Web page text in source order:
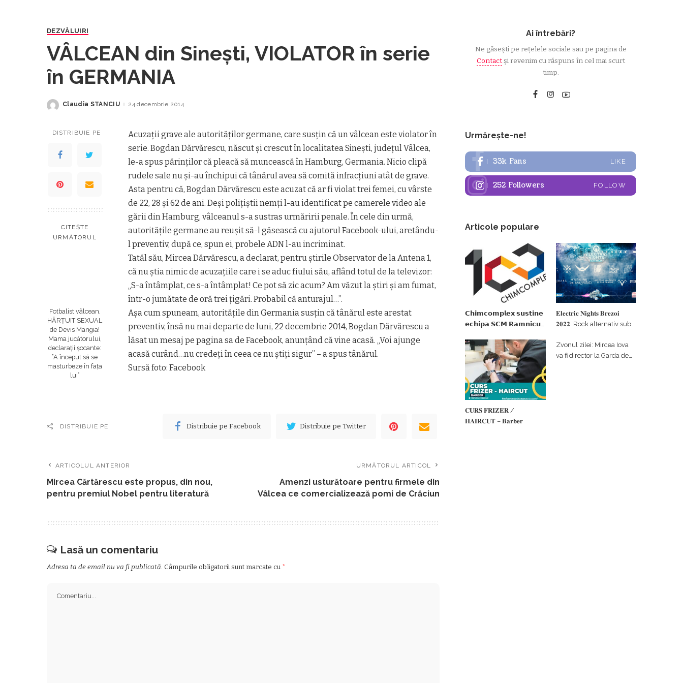
DEZVĂLUIRI
VÂLCEAN din Sineşti, VIOLATOR în serie
în GERMANIA
Posted
Claudia STANCIU 24 decembrie 2014
DISTRIBUIE PE
CITEȘTE
URMĂTORUL
Fotbalist vâlcean,
HĂRȚUIT SEXUAL
de Devis Mangia!
Mama jucătorului,
declaraţii şocante:
”A început să se
masturbeze în faţa
lui”
Acuzaţii grave ale autorităţilor germane, care susţin că un vâlcean este violator în
serie. Bogdan Dărvărescu, născut şi crescut în localitatea Sineşti, judeţul Vâlcea,
le-a spus părinţilor că pleacă să muncească în Hamburg, Germania. Nicio clipă
rudele sale nu şi-au închipui că tânărul avea să comită infracţiuni atât de grave.
Asta pentru că, Bogdan Dărvărescu este acuzat că ar fi violat trei femei, cu vârste
de 22, 28 şi 62 de ani. Deşi poliţiştii nemţi l-au identificat pe camerele video ale
gării din Hamburg, vâlceanul s-a sustras urmăririi penale. În cele din urmă,
autorităţile germane au reuşit să-l găsească cu ajutorul Facebook-ului, aretându-
l preventiv, după ce, spun ei, probele ADN l-au incriminat.
Tatăl său, Mircea Dărvărescu, a declarat, pentru ştirile Observator de la Antena 1,
că nu ştia nimic de acuzaţiile care i se aduc fiului său, aflând totul de la televizor:
„S-a întâmplat, ce s-a întâmplat! Ce pot să zic acum? Am văzut la ştiri şi am fumat,
într-o jumătate de oră trei ţigări. Probabil că anturajul…”.
Aşa cum spuneam, autorităţile din Germania susţin că tânărul este arestat
preventiv, însă nu mai departe de luni, 22 decembrie 2014, Bogdan Dărvărescu a
lăsat un mesaj pe pagina sa de Facebook, anunţând că vine acasă. „Voi ajunge
acasă curând…nu credeţi în ceea ce nu ştiţi sigur” – a spus tânărul.
Sursă foto: Facebook
DISTRIBUIE PE Distribuie pe Facebook Distribuie pe Twitter
ARTICOLUL ANTERIOR
Mircea Cărtărescu este propus, din nou,
pentru premiul Nobel pentru literatură
URMĂTORUL ARTICOL
Amenzi usturătoare pentru firmele din
Vâlcea ce comercializează pomi de Crăciun
Lasă un comentariu
Adresa ta de email nu va fi publicată. Câmpurile obligatorii sunt marcate cu *
Ai întrebări?
Ne găsești pe rețelele sociale sau pe pagina de
Contactși revenim cu răspuns în cel mai scurt
timp.
Urmărește-ne!
33k Fans LIKE
252 Followers FOLLOW
Articole populare
𝗖𝗵𝗶𝗺𝗰𝗼𝗺𝗽𝗹𝗲𝘅 𝘀𝘂𝘀𝘁𝗶𝗻𝗲
𝗲𝗰𝗵𝗶𝗽𝗮 𝗦𝗖𝗠 𝗥𝗮𝗺𝗻𝗶𝗰𝘂
𝗽𝗮𝗿𝘁𝗲𝗻𝗲𝗿 𝗳𝗶𝗻𝗮𝗻𝘁𝗮𝘁𝗼𝗿
𝐄𝐥𝐞𝐜𝐭𝐫𝐢𝐜 𝐍𝐢𝐠𝐡𝐭𝐬 𝐁𝐫𝐞𝐳𝐨𝐢
𝟐𝟎𝟐𝟐. Rock alternativ sub
#𝐁𝐫𝐞𝐳𝐨𝐢𝐮𝐥𝐋𝐮𝐦𝐢𝐢
𝐂𝐔𝐑𝐒 𝐅𝐑𝐈𝐙𝐄𝐑 /
𝐇𝐀𝐈𝐑𝐂𝐔𝐓 – 𝐁𝐚𝐫𝐛𝐞𝐫
Zvonul zilei: Mircea Iova
va fi director la Garda de